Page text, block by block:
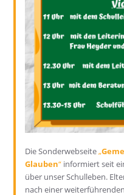
Die Sonderwebseite„
Glauben“ informiert seit
über unser Schulleben.
nach einer